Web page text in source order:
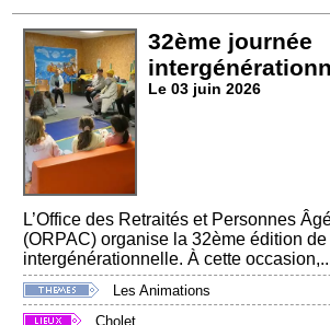
32ème journée
Le 03 juin 2026
L’Office des Retraités et Personnes
(ORPAC) organise la 32ème édition
intergénérationnelle. À cette
Les Animations
Cholet